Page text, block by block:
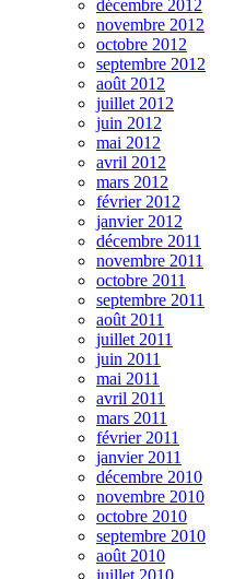
décembre 2012
novembre 2012
octobre 2012
septembre 2012
août 2012
juillet 2012
juin 2012
mai 2012
avril 2012
mars 2012
février 2012
janvier 2012
décembre 2011
novembre 2011
octobre 2011
septembre 2011
août 2011
juillet 2011
juin 2011
mai 2011
avril 2011
mars 2011
février 2011
janvier 2011
décembre 2010
novembre 2010
octobre 2010
septembre 2010
août 2010
juillet 2010